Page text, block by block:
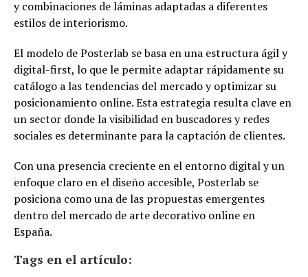
y combinaciones de láminas adaptadas a diferentes
estilos de interiorismo.
El modelo de Posterlab se basa en una estructura ágil y
digital-first, lo que le permite adaptar rápidamente su
catálogo a las tendencias del mercado y optimizar su
posicionamiento online. Esta estrategia resulta clave en
un sector donde la visibilidad en buscadores y redes
sociales es determinante para la captación de clientes.
Con una presencia creciente en el entorno digital y un
enfoque claro en el diseño accesible, Posterlab se
posiciona como una de las propuestas emergentes
dentro del mercado de arte decorativo online en
España.
Tags en el artículo: